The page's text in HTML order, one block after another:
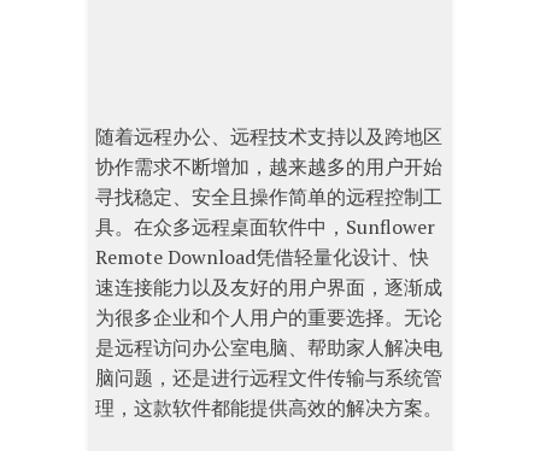
随着远程办公、远程技术支持以及跨地区
协作需求不断增加，越来越多的用户开始
寻找稳定、安全且操作简单的远程控制工
具。在众多远程桌面软件中，Sunflower
Remote Download凭借轻量化设计、快
速连接能力以及友好的用户界面，逐渐成
为很多企业和个人用户的重要选择。无论
是远程访问办公室电脑、帮助家人解决电
脑问题，还是进行远程文件传输与系统管
理，这款软件都能提供高效的解决方案。